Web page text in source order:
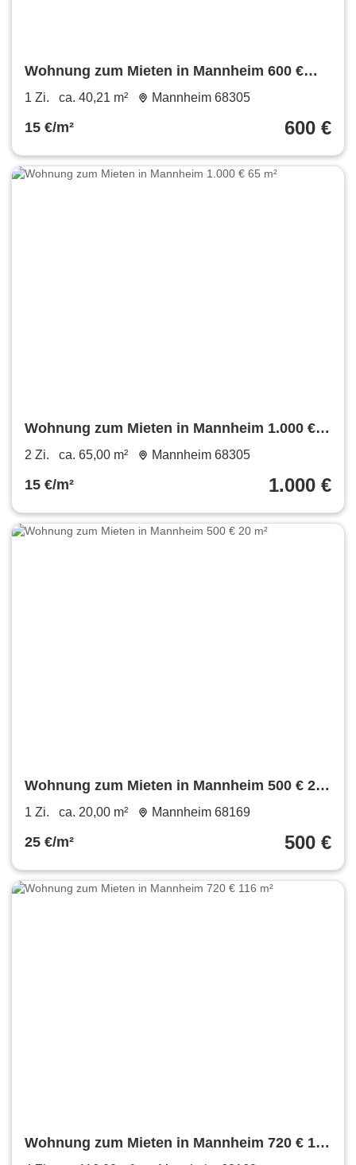
Wohnung zum Mieten in Mannheim 600 €
40.21 m²
1 Zi. ca. 40,21 m² Mannheim 68305
15 €/m² 600 €
Wohnung zum Mieten in Mannheim 1.000 €
65 m²
2 Zi. ca. 65,00 m² Mannheim 68305
15 €/m² 1.000 €
Wohnung zum Mieten in Mannheim 500 € 20
m²
1 Zi. ca. 20,00 m² Mannheim 68169
25 €/m² 500 €
Wohnung zum Mieten in Mannheim 720 € 116